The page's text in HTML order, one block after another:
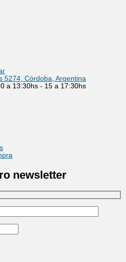
5274, Córdoba, Argentina
a 13:30hs - 15 a 17:30hs
newsletter